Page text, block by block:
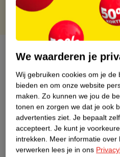
Over dit product
Productinformatie
Etiketinformatie
Nature Impact Score
Dit product
We waarderen je
Wij gebruiken cookies om je de
bieden en om onze website
maken. Zo kunnen we jou de
tonen en zorgen we dat je ook
advertenties ziet. Je bepaalt
accepteert. Je kunt je
intrekken. Meer informatie over
verwerken lees je in ons